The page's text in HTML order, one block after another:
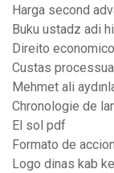
Harga second
Buku ustadz adi
Direito
Custas
Mehmet ali
Chronologie de
El sol pdf
Formato de
Logo dinas kab